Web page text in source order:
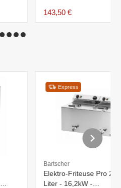
143,50 €
Express
Bartscher
Elektro-Friteuse Pro 2 -
Liter - 16,2kW -